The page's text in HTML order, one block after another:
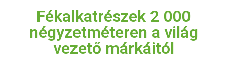
Fékalkatrészek 2 000
négyzetméteren a világ
vezető márkáitól